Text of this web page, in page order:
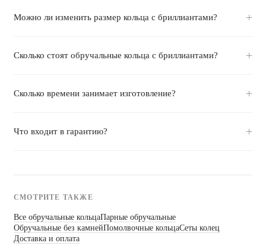
Можно ли изменить размер кольца с бриллиантами?
Сколько стоят обручальные кольца с бриллиантами?
Сколько времени занимает изготовление?
Что входит в гарантию?
СМОТРИТЕ ТАКЖЕ
Все обручальные кольцаПарные обручальные
Обручальные без камнейПомолвочные кольцаСеты колец
Доставка и оплата